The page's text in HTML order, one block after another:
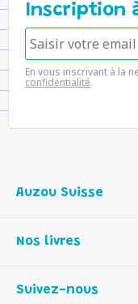
Inscription
En vous inscrivant à la
confidentialité.
Auzou Suisse
Notre histoire
Contactez-nous
Nos livres
Livres enfants
Suivez-nous